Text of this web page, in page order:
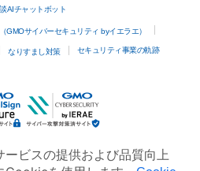
AIチャットボット
GMOサイバーセキュリティ byイエラエ）
なりすまし対策 セキュリティ事業の軌跡
ビスの提供および品質向上